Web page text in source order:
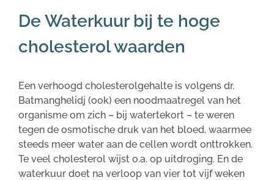
De Waterkuur bij te hoge
cholesterol waarden
Een verhoogd cholesterolgehalte is volgens dr.
Batmanghelidj (ook) een noodmaatregel van het
organisme om zich – bij watertekort – te weren
tegen de osmotische druk van het bloed, waarmee
steeds meer water aan de cellen wordt onttrokken.
Te veel cholesterol wijst o.a. op uitdroging. En de
waterkuur doet na verloop van vier tot vijf weken